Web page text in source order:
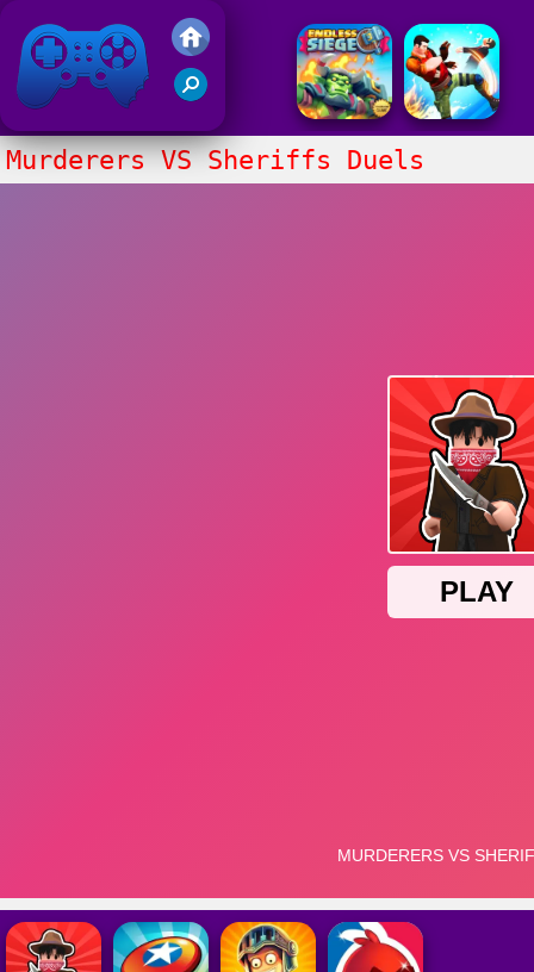
Gry Friv 5
Murderers VS Sheriffs Duels